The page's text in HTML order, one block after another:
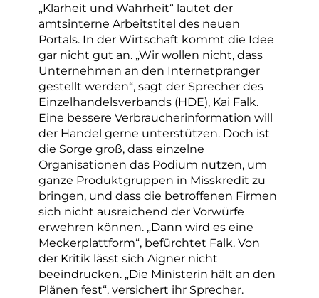
„Klarheit und Wahrheit“ lautet der
amtsinterne Arbeitstitel des neuen
Portals. In der Wirtschaft kommt die Idee
gar nicht gut an. „Wir wollen nicht, dass
Unternehmen an den Internetpranger
gestellt werden“, sagt der Sprecher des
Einzelhandelsverbands (HDE), Kai Falk.
Eine bessere Verbraucherinformation will
der Handel gerne unterstützen. Doch ist
die Sorge groß, dass einzelne
Organisationen das Podium nutzen, um
ganze Produktgruppen in Misskredit zu
bringen, und dass die betroffenen Firmen
sich nicht ausreichend der Vorwürfe
erwehren können. „Dann wird es eine
Meckerplattform“, befürchtet Falk. Von
der Kritik lässt sich Aigner nicht
beeindrucken. „Die Ministerin hält an den
Plänen fest“, versichert ihr Sprecher.